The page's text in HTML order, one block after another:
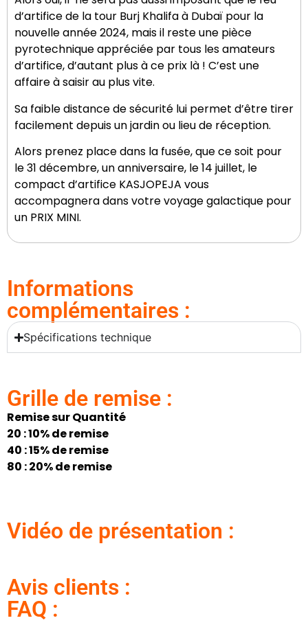
d’artifice de la tour Burj Khalifa à Dubaï pour la
nouvelle année 2024, mais il reste une pièce
pyrotechnique appréciée par tous les amateurs
d’artifice, d’autant plus à ce prix là ! C’est une
affaire à saisir au plus vite.
Sa faible distance de sécurité lui permet d’être tirer
facilement depuis un jardin ou lieu de réception.
Alors prenez place dans la fusée, que ce soit pour
le 31 décembre, un anniversaire, le 14 juillet, le
compact d’artifice KASJOPEJA vous
accompagnera dans votre voyage galactique pour
un PRIX MINI.
Informations
complémentaires :
Spécifications technique
Grille de remise :
Remise sur Quantité
20 : 10% de remise
40 : 15% de remise
80 : 20% de remise
Vidéo de présentation :
Avis clients :
FAQ :